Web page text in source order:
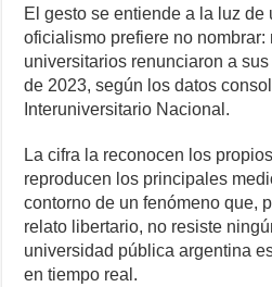
El gesto se entiende a la luz de
oficialismo prefiere no
universitarios renunciaron a
de 2023, según los datos
Interuniversitario Nacional.
La cifra la reconocen los
reproducen los principales
contorno de un fenómeno que,
relato libertario, no resiste
universidad pública argentina
en tiempo real.